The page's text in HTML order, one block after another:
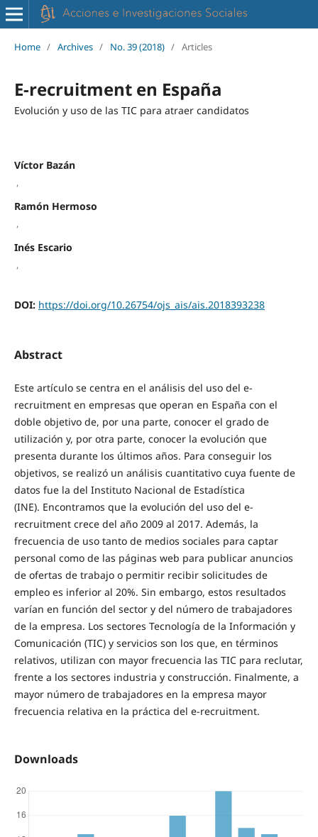
Home / Archives / No. 39 (2018) / Articles
E-recruitment en España
Evolución y uso de las TIC para atraer candidatos
Víctor Bazán
,
Ramón Hermoso
,
Inés Escario
,
DOI: https://doi.org/10.26754/ojs_ais/ais.2018393238
Abstract
Este artículo se centra en el análisis del uso del e-
recruitment en empresas que operan en España con el
doble objetivo de, por una parte, conocer el grado de
utilización y, por otra parte, conocer la evolución que
presenta durante los últimos años. Para conseguir los
objetivos, se realizó un análisis cuantitativo cuya fuente de
datos fue la del Instituto Nacional de Estadística
(INE). Encontramos que la evolución del uso del e-
recruitment crece del año 2009 al 2017. Además, la
frecuencia de uso tanto de medios sociales para captar
personal como de las páginas web para publicar anuncios
de ofertas de trabajo o permitir recibir solicitudes de
empleo es inferior al 20%. Sin embargo, estos resultados
varían en función del sector y del número de trabajadores
de la empresa. Los sectores Tecnología de la Información y
Comunicación (TIC) y servicios son los que, en términos
relativos, utilizan con mayor frecuencia las TIC para reclutar,
frente a los sectores industria y construcción. Finalmente, a
mayor número de trabajadores en la empresa mayor
frecuencia relativa en la práctica del e-recruitment.
Downloads